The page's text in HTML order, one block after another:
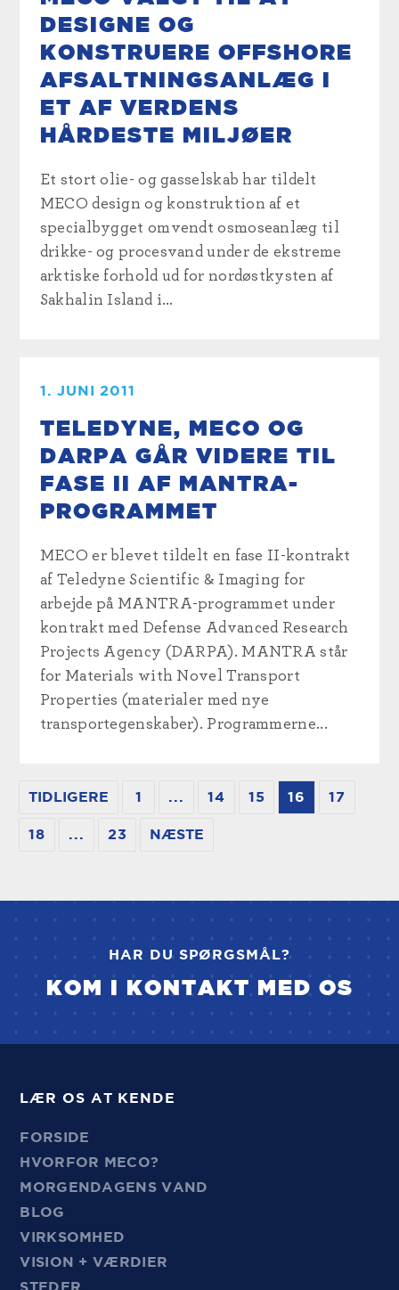
DESIGNE OG
KONSTRUERE OFFSHORE
AFSALTNINGSANLÆG I
ET AF VERDENS
HÅRDESTE MILJØER
Et stort olie- og gasselskab har tildelt
MECO design og konstruktion af et
specialbygget omvendt osmoseanlæg til
drikke- og procesvand under de ekstreme
arktiske forhold ud for nordøstkysten af
Sakhalin Island i...
1. JUNI 2011
TELEDYNE, MECO OG
DARPA GÅR VIDERE TIL
FASE II AF MANTRA-
PROGRAMMET
MECO er blevet tildelt en fase II-kontrakt
af Teledyne Scientific & Imaging for
arbejde på MANTRA-programmet under
kontrakt med Defense Advanced Research
Projects Agency (DARPA). MANTRA står
for Materials with Novel Transport
Properties (materialer med nye
transportegenskaber). Programmerne...
TIDLIGERE 1 ... 14 15 16 17
18 ... 23 NÆSTE
HAR DU SPØRGSMÅL?
KOM I KONTAKT MED OS
LÆR OS AT KENDE
FORSIDE
HVORFOR MECO?
MORGENDAGENS VAND
BLOG
VIRKSOMHED
VISION + VÆRDIER